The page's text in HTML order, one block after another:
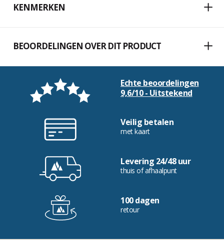
KENMERKEN
BEOORDELINGEN OVER DIT PRODUCT
Echte beoordelingen
9,6/10 - Uitstekend
Veilig betalen
met kaart
Levering 24/48 uur
thuis of afhaalpunt
100 dagen
retour